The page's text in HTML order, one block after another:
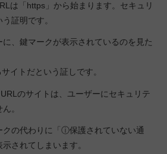
は「https」から始まります。セキュリ
証明です。
、鍵マークが表示されているのを見た
イトだという証しです。
のサイトは、ユーザーにセキュリテ
。
クの代わりに「ⓘ保護されていない通
されてしまいます。